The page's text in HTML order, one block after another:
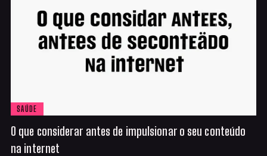
SAÚDE
O que considerar antes de impulsionar o seu conteúdo
na internet